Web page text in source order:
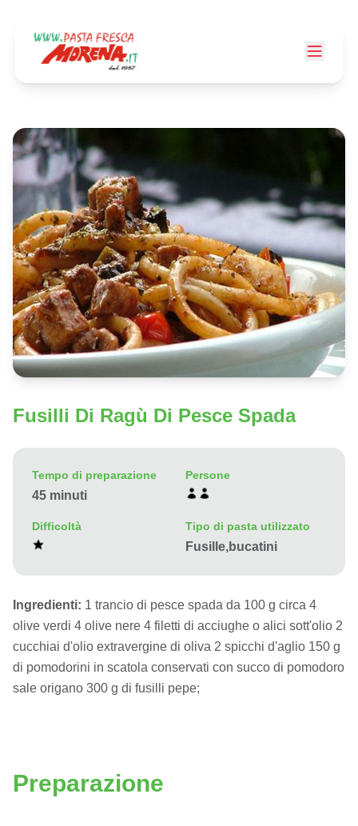
Fusilli Di Ragù Di Pesce Spada
Tempo di preparazione
45 minuti
Persone
Difficoltà Tipo di pasta utilizzato
Fusille,bucatini
Ingredienti: 1 trancio di pesce spada da 100 g circa 4
olive verdi 4 olive nere 4 filetti di acciughe o alici sott'olio 2
cucchiai d'olio extravergine di oliva 2 spicchi d'aglio 150 g
di pomodorini in scatola conservati con succo di pomodoro
sale origano 300 g di fusilli pepe;
Preparazione